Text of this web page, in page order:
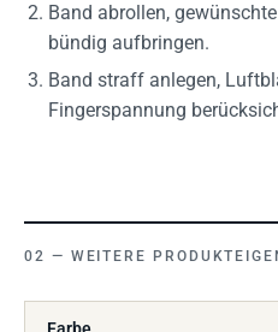
Band abrollen,
bündig aufbringen.
Band straff anlegen,
Fingerspannung
WEITERE